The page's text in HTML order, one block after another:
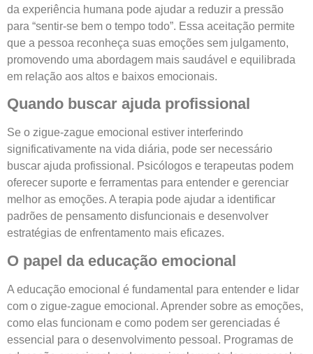
da experiência humana pode ajudar a reduzir a pressão
para “sentir-se bem o tempo todo”. Essa aceitação permite
que a pessoa reconheça suas emoções sem julgamento,
promovendo uma abordagem mais saudável e equilibrada
em relação aos altos e baixos emocionais.
Quando buscar ajuda profissional
Se o zigue-zague emocional estiver interferindo
significativamente na vida diária, pode ser necessário
buscar ajuda profissional. Psicólogos e terapeutas podem
oferecer suporte e ferramentas para entender e gerenciar
melhor as emoções. A terapia pode ajudar a identificar
padrões de pensamento disfuncionais e desenvolver
estratégias de enfrentamento mais eficazes.
O papel da educação emocional
A educação emocional é fundamental para entender e lidar
com o zigue-zague emocional. Aprender sobre as emoções,
como elas funcionam e como podem ser gerenciadas é
essencial para o desenvolvimento pessoal. Programas de